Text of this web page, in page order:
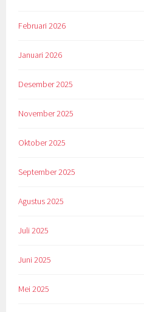
Februari 2026
Januari 2026
Desember 2025
November 2025
Oktober 2025
September 2025
Agustus 2025
Juli 2025
Juni 2025
Mei 2025